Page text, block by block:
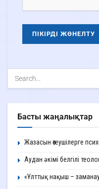
Басты жаңалықтар
Жазасын өтеушілерге
Аудан әкімі белгілі
«Ұлттық нақыш –